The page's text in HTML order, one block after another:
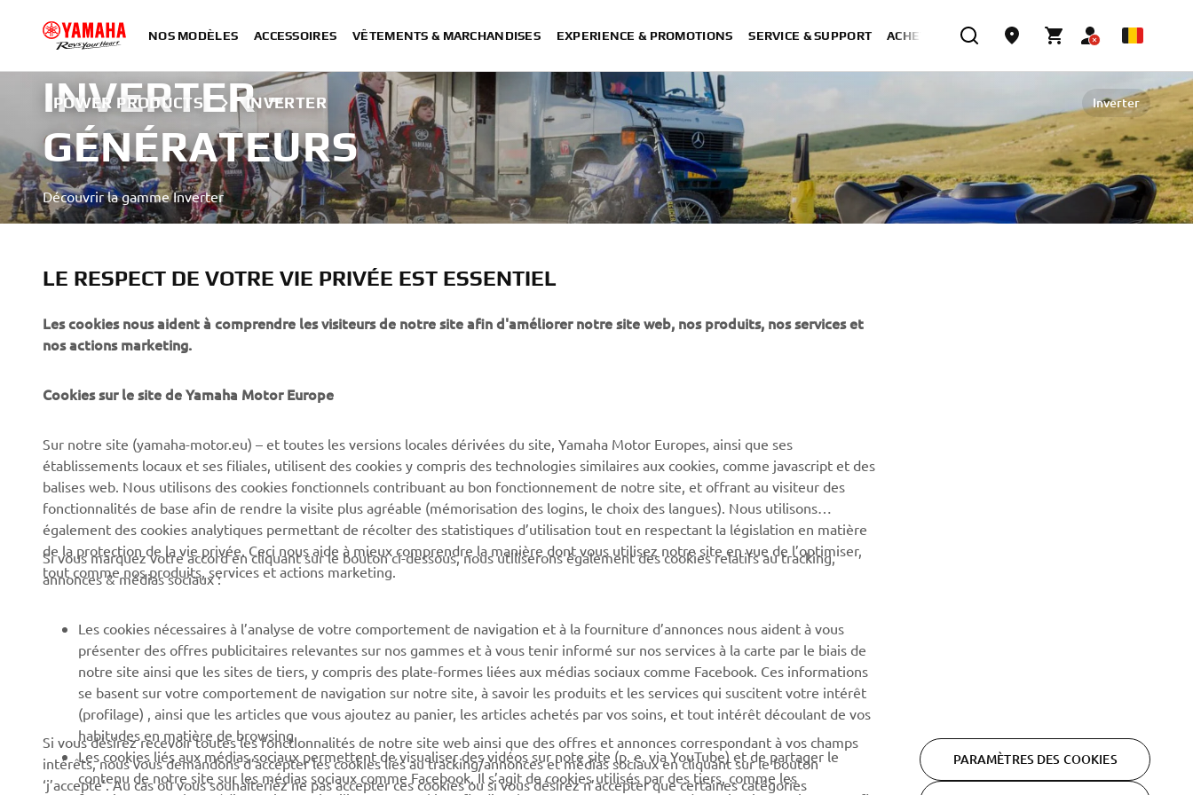
NOS MODÈLES ACCESSOIRES VÊTEMENTS & MARCHANDISES EXPERIENCE & PROMOTIONS SERVICE & SUPPORT ACHETER MAINTENANT
POWER PRODUCTS INVERTER Inverter
INVERTER -
GÉNÉRATEURS
Découvrir la gamme Inverter
CORPORATE
Découvrez Yamaha
News
Événements
Press
Travailler à Yamaha
Politique en matière de
droits humains
Politique de durabilitè de
Canal d'alerte
BUSINESS
Systèmes pour VAE
Autorités
Parcours de golf
Premiers secours
Écoles de conduite
Partenariats
Informations techniques
pour les réparateurs
indépendants
Yamalube Safety Data
Sheets
MyYamaha
Yamaha Music
Yamaha Racing
Yamaha Motor Global
Support de la boutique en
ligne
Catalogue pièces
détachées
Demande d'entretien
Gestion des déchets de
batteries
spéciaux, les nouveautés et bien plus encore
Lisez notre politique de confidentialité pour savoir comment
LE RESPECT DE VOTRE VIE PRIVÉE EST ESSENTIEL
Les cookies nous aident à comprendre les visiteurs de notre site afin d'améliorer notre site web, nos produits, nos services et
nos actions marketing.
Cookies sur le site de Yamaha Motor Europe
Sur notre site (yamaha-motor.eu) – et toutes les versions locales dérivées du site, Yamaha Motor Europes, ainsi que ses
établissements locaux et ses filiales, utilisent des cookies y compris des technologies similaires aux cookies, comme javascript et des
balises web. Nous utilisons des cookies fonctionnels contribuant au bon fonctionnement de notre site, et offrant au visiteur des
fonctionnalités de base afin de rendre la visite plus agréable (mémorisation des logins, le choix des langues). Nous utilisons
également des cookies analytiques permettant de récolter des statistiques d’utilisation tout en respectant la législation en matière
de la protection de la vie privée. Ceci nous aide à mieux comprendre la manière dont vous utilisez notre site en vue de l’optimiser,
tout comme nos produits, services et actions marketing.
Si vous marquez votre accord en cliquant sur le bouton ci-dessous, nous utiliserons également des cookies relatifs au tracking,
annonces & médias sociaux :
Les cookies nécessaires à l’analyse de votre comportement de navigation et à la fourniture d’annonces nous aident à vous
présenter des offres publicitaires relevantes sur nos gammes et à vous tenir informé sur nos services à la carte par le biais de
notre site ainsi que les sites de tiers, y compris des plate-formes liées aux médias sociaux comme Facebook. Ces informations
se basent sur votre comportement de navigation sur notre site, à savoir les produits et les services qui suscitent votre intérêt
(profilage) , ainsi que les articles que vous ajoutez au panier, les articles achetés par vos soins, et tout intérêt découlant de vos
habitudes en matière de browsing.
Les cookies liés aux médias sociaux permettent de visualiser des vidéos sur note site (p. e. via YouTube) et de partager le
contenu de notre site sur les médias sociaux comme Facebook. Il s’agit de cookies utilisés par des tiers, comme les
Si vous désirez recevoir toutes les fonctionnalités de notre site web ainsi que des offres et annonces correspondant à vos champs
intérêts, nous vous demandons d’accepter les cookies liés au tracking/annonces et médias sociaux en cliquant sur le bouton
‘j’accepte’. Au cas où vous souhaiteriez ne pas accepter ces cookies ou si vous désirez n’accepter que certaines catégories
PARAMÈTRES DES COOKIES